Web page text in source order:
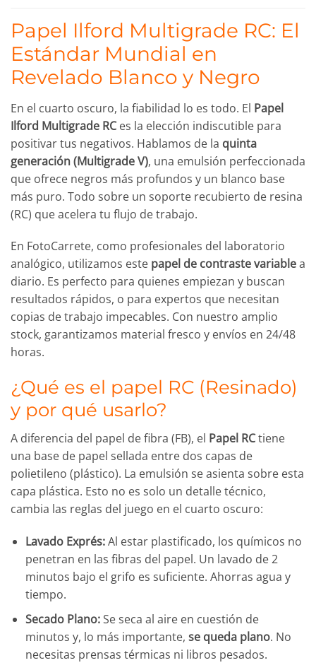
Papel Ilford Multigrade RC: El
Estándar Mundial en
Revelado Blanco y Negro
En el cuarto oscuro, la fiabilidad lo es todo. El Papel
Ilford Multigrade RCes la elección indiscutible para
positivar tus negativos. Hablamos de la quinta
generación (Multigrade V), una emulsión perfeccionada
que ofrece negros más profundos y un blanco base
más puro. Todo sobre un soporte recubierto de resina
(RC) que acelera tu flujo de trabajo.
En FotoCarrete, como profesionales del laboratorio
analógico, utilizamos este papel de contraste variablea
diario. Es perfecto para quienes empiezan y buscan
resultados rápidos, o para expertos que necesitan
copias de trabajo impecables. Con nuestro amplio
stock, garantizamos material fresco y envíos en 24/48
horas.
¿Qué es el papel RC (Resinado)
y por qué usarlo?
A diferencia del papel de fibra (FB), el Papel RCtiene
una base de papel sellada entre dos capas de
polietileno (plástico). La emulsión se asienta sobre esta
capa plástica. Esto no es solo un detalle técnico,
cambia las reglas del juego en el cuarto oscuro:
Lavado Exprés:Al estar plastificado, los químicos no
penetran en las fibras del papel. Un lavado de 2
minutos bajo el grifo es suficiente. Ahorras agua y
tiempo.
Secado Plano:Se seca al aire en cuestión de
minutos y, lo más importante, se queda plano. No
necesitas prensas térmicas ni libros pesados.